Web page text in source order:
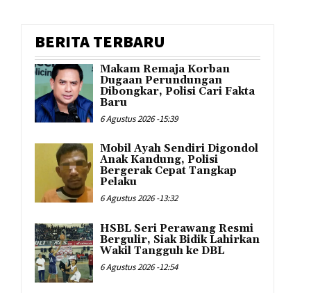
BERITA TERBARU
Makam Remaja Korban
Dugaan Perundungan
Dibongkar, Polisi Cari Fakta
Baru
6 Agustus 2026 -15:39
Mobil Ayah Sendiri Digondol
Anak Kandung, Polisi
Bergerak Cepat Tangkap
Pelaku
6 Agustus 2026 -13:32
HSBL Seri Perawang Resmi
Bergulir, Siak Bidik Lahirkan
Wakil Tangguh ke DBL
6 Agustus 2026 -12:54